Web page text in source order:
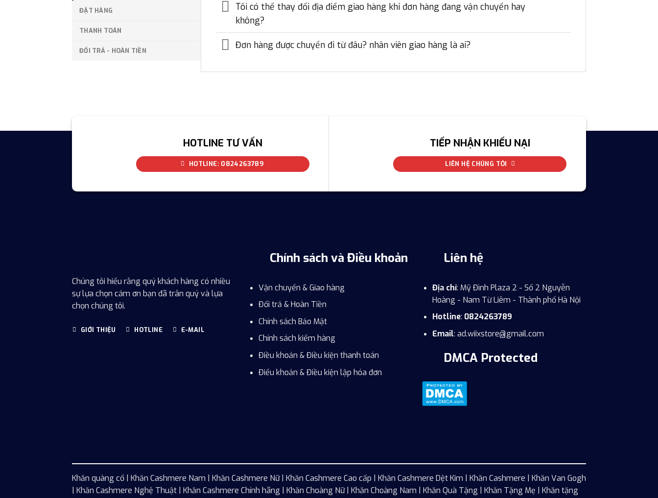
ĐẶT HÀNG
THANH TOÁN
ĐỔI TRẢ - HOÀN TIỀN
Tôi có thể thay đổi địa điểm giao hàng khi đơn hàng đang vận chuyển hay
không?
Đơn hàng được chuyển đi từ đâu? nhân viên giao hàng là ai?
HOTLINE TƯ VẤN
HOTLINE: 0824263789
TIẾP NHẬN KHIẾU NẠI
LIÊN HỆ CHÚNG TÔI
Chúng tôi hiểu rằng quý khách hàng có nhiều
sự lựa chọn cám ơn bạn đã trân quý và lựa
chọn chúng tôi.
GIỚI THIỆU HOTLINE E-MAIL
Chính sách và Điều khoản
Vận chuyển & Giao hàng
Đổi trả & Hoàn Tiền
Chính sách Bảo Mật
Chính sách kiểm hàng
Điều khoản & Điều kiện thanh toán
Điểu khoản & Điều kiện lập hóa đơn
Liên hệ
Địa chỉ: Mỹ Đình Plaza 2 - Số 2 Nguyễn
Hoàng - Nam Từ Liêm - Thành phố Hà Nội
Hotline: 0824263789
Email: ad.wiixstore@gmail.com
DMCA Protected
Khăn quàng cổ | Khăn Cashmere Nam | Khăn Cashmere Nữ| Khăn Cashmere Cao cấp | Khăn Cashmere Dệt Kim | Khăn Cashmere | Khăn Van Gogh
| Khăn Cashmere Nghệ Thuật | Khăn Cashmere Chính hãng | Khăn Choàng Nữ | Khăn Choàng Nam | Khăn Quà Tặng | Khăn Tặng Mẹ | Khăn tặng